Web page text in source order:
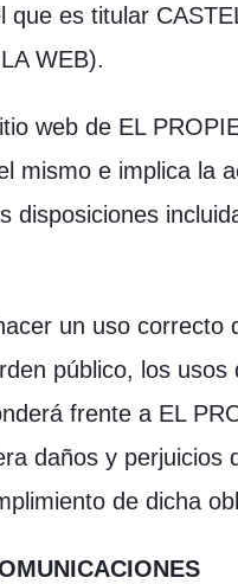
que es titular
WEB).
web de EL
mismo e implica la
disposiciones
un uso correcto
público, los
frente a EL
daños y perjuicios
de dicha